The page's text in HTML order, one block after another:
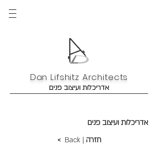
Dan Lifshitz Architects
אדריכלות ועיצוב פנים
אדריכלות ועיצוב פנים
< Back | חזרה